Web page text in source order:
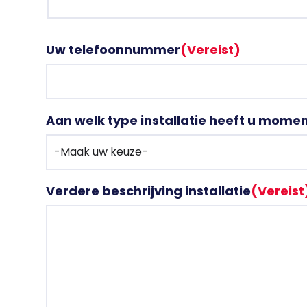
Waar ben je
Uw telefoonnummer(Vereist)
Aan welk type installatie heeft u
Verdere beschrijving installatie